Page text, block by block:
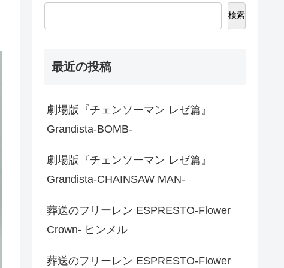
検索
最近の投稿
劇場版『チェンソーマン レゼ篇』
Grandista-BOMB-
劇場版『チェンソーマン レゼ篇』
Grandista-CHAINSAW MAN-
葬送のフリーレン ESPRESTO-Flower
Crown- ヒンメル
葬送のフリーレン ESPRESTO-Flower